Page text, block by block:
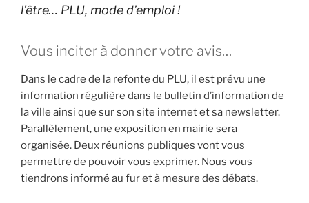
l’être… PLU, mode d’emploi !
Vous inciter à donner votre avis…
Dans le cadre de la refonte du PLU, il est prévu une
information régulière dans le bulletin d’information de
la ville ainsi que sur son site internet et sa newsletter.
Parallèlement, une exposition en mairie sera
organisée. Deux réunions publiques vont vous
permettre de pouvoir vous exprimer. Nous vous
tiendrons informé au fur et à mesure des débats.